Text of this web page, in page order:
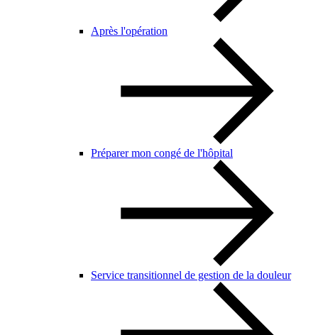
Après l'opération
Préparer mon congé de l'hôpital
Service transitionnel de gestion de la douleur